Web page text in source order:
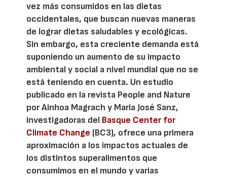
vez más consumidos en las dietas
occidentales, que buscan nuevas maneras
de lograr dietas saludables y ecológicas.
Sin embargo, esta creciente demanda está
suponiendo un aumento de su impacto
ambiental y social a nivel mundial que no se
está teniendo en cuenta. Un estudio
publicado en la revista People and Nature
por Ainhoa Magrach y María José Sanz,
investigadoras del Basque Center for
Climate Change (BC3), ofrece una primera
aproximación a los impactos actuales de
los distintos superalimentos que
consumimos en el mundo y varias